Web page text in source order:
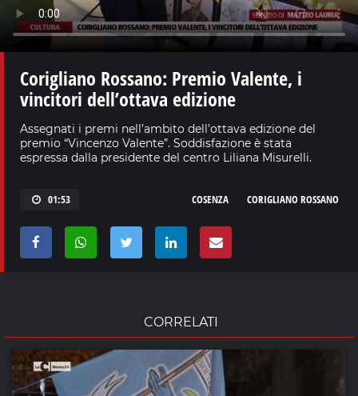
Corigliano Rossano: Premio Valente, i
vincitori dell’ottava edizione
Assegnati i premi nell’ambito dell’ottava edizione del
premio “Vincenzo Valente”. Soddisfazione è stata
espressa dalla presidente del centro Liliana Misurelli.
01:53 CORIGLIANO ROSSANO
COSENZA
CORRELATI